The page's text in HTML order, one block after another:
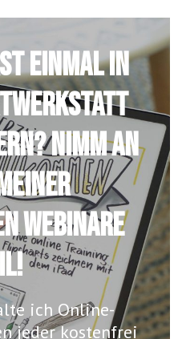
einmal in
Nimm an
Webinare
ich Online-
jeder kostenfrei